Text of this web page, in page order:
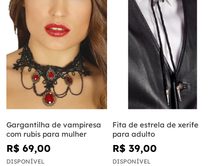
Gargantilha de vampiresa
com rubis para mulher
R$ 69,00
DISPONÍVEL
Fita de estrela de xerife
para adulto
R$ 39,00
DISPONÍVEL